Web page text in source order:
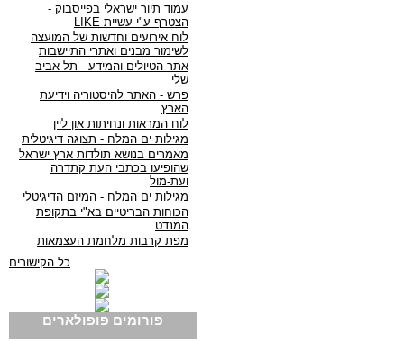
עמוד תיור ישראלי בפייסבוק -
הצטרף ע"י עשיית LIKE
לוח אירועים וחדשות של המועצה
לשימור מבנים ואתרי התיישבות
אתר הטיולים והמידע - תל אביב
שלי
פרש - האתר להיסטוריה וידיעת
הארץ
לוח המראות ונחיתות און ליין
מגילות ים המלח - תצוגה דיגיטלית
מאמרים בנושא תולדות ארץ ישראל
שהופיעו בכתבי העת קתדרה
ועת-מול
מגילות ים המלח - המיזם הדיגיטלי
הכוחות הבריטיים בא"י בתקופת
המנדט
מפת קרבות מלחמת העצמאות
כל הקישורים
פורומים פופולארים